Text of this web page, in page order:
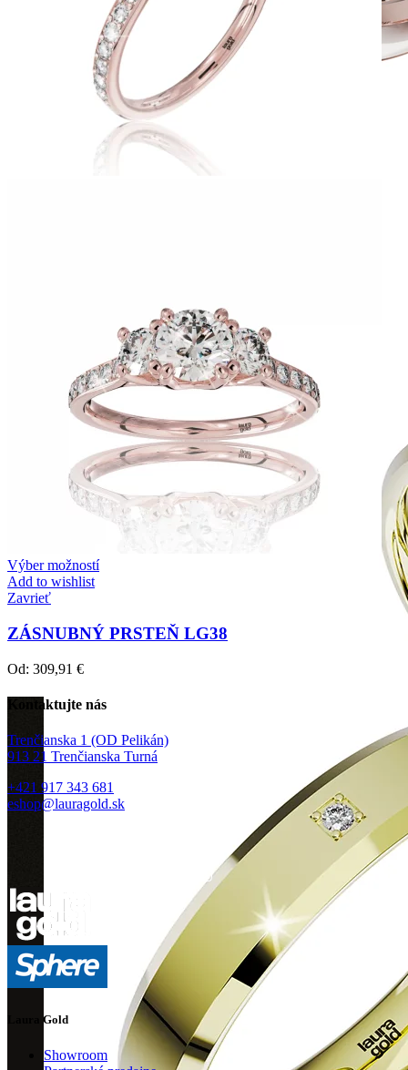
Svadobné obrúčky
Výber možností
Add to wishlist
Zavrieť
ZÁSNUBNÝ PRSTEŇ LG38
Od: 309,91 €
Kontaktujte nás
Trenčianska 1 (OD Pelikán)
913 21 Trenčianska Turná
+421 917 343 681
eshop@lauragold.sk
Laura Gold
Showroom